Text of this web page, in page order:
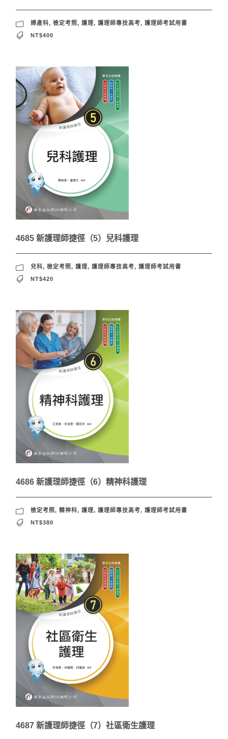
婦產科, 檢定考照, 護理, 護理師專技高考, 護理師考試用書
NT$400
4685 新護理師捷徑（5）兒科護理
兒科, 檢定考照, 護理, 護理師專技高考, 護理師考試用書
NT$420
4686 新護理師捷徑（6）精神科護理
檢定考照, 精神科, 護理, 護理師專技高考, 護理師考試用書
NT$380
4687 新護理師捷徑（7）社區衛生護理